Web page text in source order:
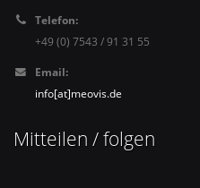
Telefon:
+49 (0) 7543 / 91 31 55
Email:
info[at]meovis.de
Mitteilen / folgen